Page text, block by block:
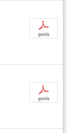
p
gratis
p
gratis